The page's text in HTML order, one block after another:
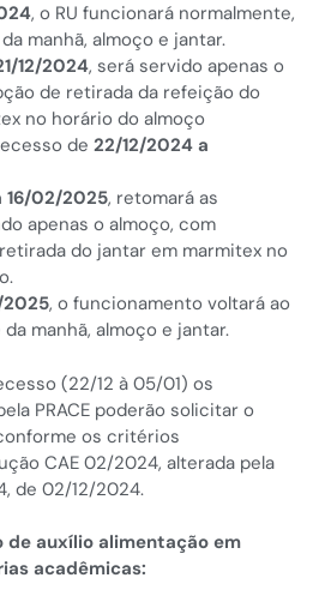
, o RU funcionará normalmente,
manhã, almoço e jantar.
12/2024, será servido apenas o
de retirada da refeição do
no horário do almoço
de22/12/2024 a
16/02/2025, retomará as
apenas o almoço, com
do jantar em marmitex no
2025, o funcionamento voltará ao
manhã, almoço e jantar.
(22/12 à 05/01) os
PRACE poderão solicitar o
os critérios
CAE 02/2024, alterada pela
de 02/12/2024.
auxílio alimentação em
acadêmicas: